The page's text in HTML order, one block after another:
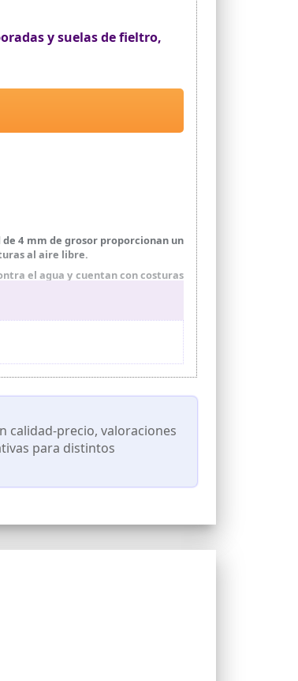
y suelas de fieltro,
4 mm de grosor proporcionan un
al aire libre.
el agua y cuentan con costuras
de fieltro que proporcionan una
con hebillas de liberación rápida
patos, buscadores de almejas y
calidad-precio, valoraciones
para distintos